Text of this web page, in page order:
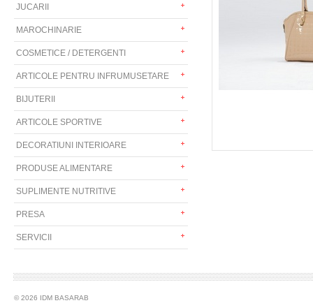
JUCARII
MAROCHINARIE
COSMETICE / DETERGENTI
ARTICOLE PENTRU INFRUMUSETARE
BIJUTERII
ARTICOLE SPORTIVE
DECORATIUNI INTERIOARE
PRODUSE ALIMENTARE
SUPLIMENTE NUTRITIVE
PRESA
SERVICII
© 2026 IDM BASARAB